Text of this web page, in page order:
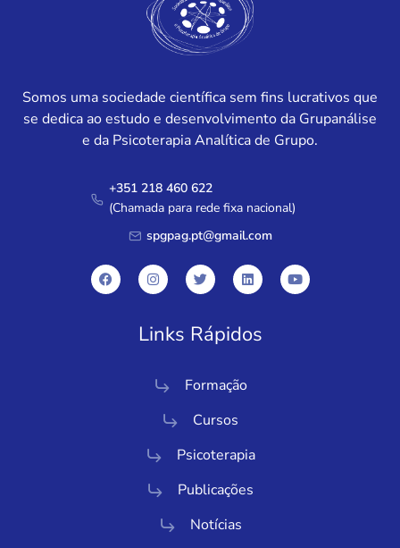
Somos uma sociedade científica sem fins lucrativos que
se dedica ao estudo e desenvolvimento da Grupanálise
e da Psicoterapia Analítica de Grupo.
+351 218 460 622
(Chamada para rede fixa nacional)
spgpag.pt@gmail.com
Links Rápidos
Formação
Cursos
Psicoterapia
Publicações
Notícias